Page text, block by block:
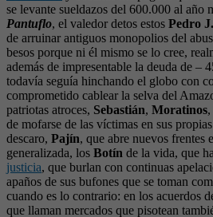
se levante sueldazos del 600.000 al año
Pantuflo, el valedor detos estos Pedro
de arruinar antiguos monopolios del
besos porque ni él mismo se lo cree,
además de impresentable la deuda de –
todavía seguía hinchando el globo con
comprometido cablear la selva del
patriotas atroces, Sebastián, Moratinos,
de mofarse de las víctimas en sus
descaro, Pajín, que abre nuevos frentes
generalizada, los Botín de la vida, que
justicia, que burlan con continuas
apaños de sus bufones que se toman
cuando es lo contrario: en los acuerdos
que llaman mercados que pisotean